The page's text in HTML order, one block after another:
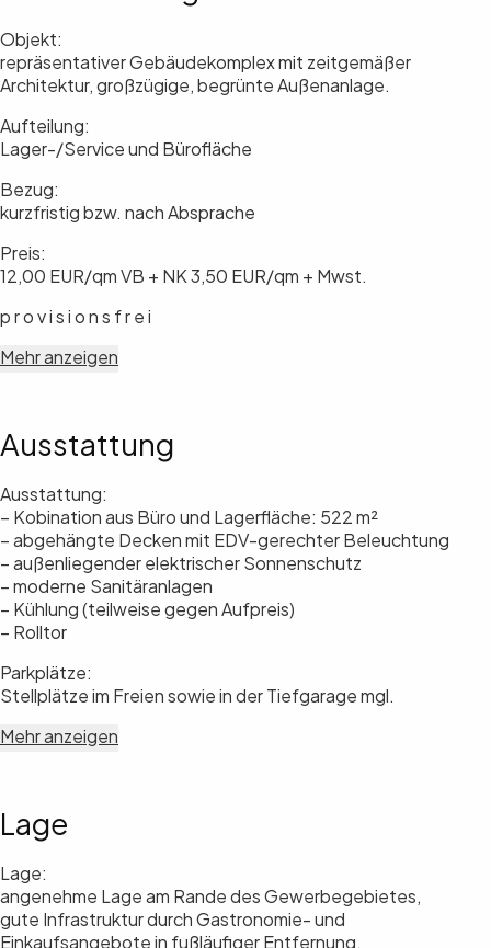
Objekt:
repräsentativer Gebäudekomplex mit zeitgemäßer
Architektur, großzügige, begrünte Außenanlage.
Aufteilung:
Lager-/Service und Bürofläche
Bezug:
kurzfristig bzw. nach Absprache
Preis:
12,00 EUR/qm VB + NK 3,50 EUR/qm + Mwst.
p r o v i s i o n s f r e i
Mehr anzeigen
Ausstattung
Ausstattung:
– Kobination aus Büro und Lagerfläche: 522 m²
– abgehängte Decken mit EDV-gerechter Beleuchtung
– außenliegender elektrischer Sonnenschutz
– moderne Sanitäranlagen
– Kühlung (teilweise gegen Aufpreis)
– Rolltor
Parkplätze:
Stellplätze im Freien sowie in der Tiefgarage mgl.
Mehr anzeigen
Lage
Lage:
angenehme Lage am Rande des Gewerbegebietes,
gute Infrastruktur durch Gastronomie- und
Einkaufsangebote in fußläufiger Entfernung,